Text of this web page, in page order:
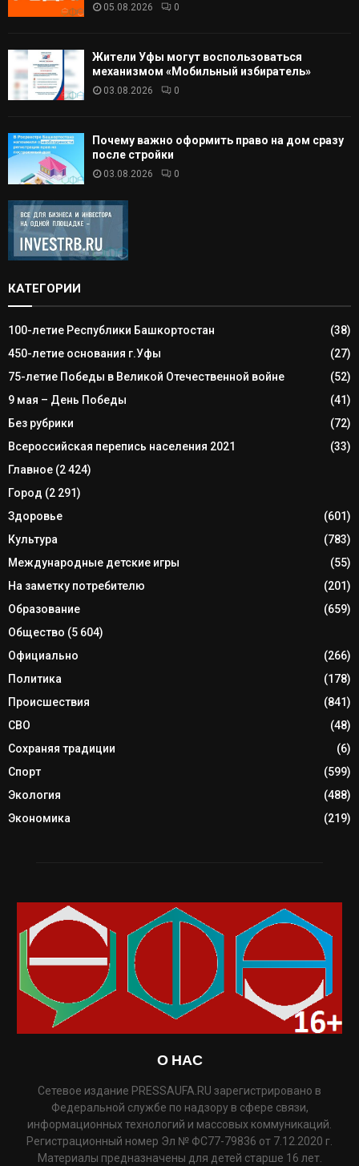
05.08.2026 0
Жители Уфы могут воспользоваться
механизмом «Мобильный избиратель»
03.08.2026 0
Почему важно оформить право на дом сразу
после стройки
03.08.2026 0
КАТЕГОРИИ
100-летие Республики Башкортостан
(38)
450-летие основания г.Уфы
(27)
75-летие Победы в Великой Отечественной войне
(52)
9 мая – День Победы
(41)
Без рубрики
(72)
Всероссийская перепись населения 2021
(33)
Главное (2 424)
Город (2 291)
Здоровье
(601)
Культура
(783)
Международные детские игры
(55)
На заметку потребителю
(201)
Образование
(659)
Общество (5 604)
Официально
(266)
Политика
(178)
Происшествия
(841)
СВО
(48)
Сохраняя традиции
(6)
Спорт
(599)
Экология
(488)
Экономика
(219)
О НАС
Сетевое издание PRESSAUFA.RU зарегистрировано в
Федеральной службе по надзору в сфере связи,
информационных технологий и массовых коммуникаций.
Регистрационный номер Эл № ФС77-79836 от 7.12.2020 г.
Материалы предназначены для детей старше 16 лет.